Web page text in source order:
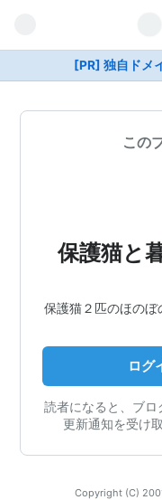
[PR] 独自ドメ
この
保護猫と
保護猫２匹のほの
ログ
読者になると、ブロ
更新通知を受け
Copyright (C)